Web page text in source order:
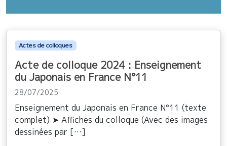
Actes de colloques
Acte de colloque 2024 : Enseignement
du Japonais en France N°11
28/07/2025
Enseignement du Japonais en France N°11 (texte
complet) ➤ Affiches du colloque (Avec des images
dessinées par […]